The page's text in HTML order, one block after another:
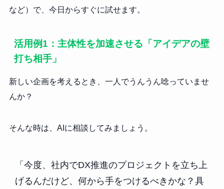
など）で、今日からすぐに試せます。
活用例1：主体性を加速させる「アイデアの壁
打ち相手」
新しい企画を考えるとき、一人でうんうん唸っていませ
んか？
そんな時は、AIに相談してみましょう。
「今度、社内でDX推進のプロジェクトを立ち上
げるんだけど、何から手をつけるべきかな？具